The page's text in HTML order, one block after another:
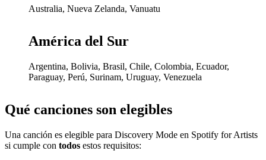
Australia, Nueva Zelanda, Vanuatu
América del Sur
Argentina, Bolivia, Brasil, Chile, Colombia, Ecuador,
Paraguay, Perú, Surinam, Uruguay, Venezuela
Qué canciones son elegibles
Una canción es elegible para Discovery Mode en Spotify for Artists
si cumple con todos estos requisitos: